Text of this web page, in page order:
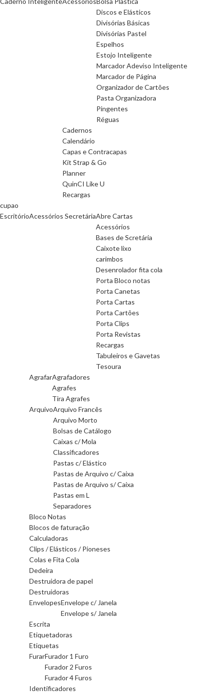
Discos e Elásticos
Divisórias Básicas
Divisórias Pastel
Espelhos
Estojo Inteligente
Marcador Adeviso Inteligente
Marcador de Página
Organizador de Cartões
Pasta Organizadora
Pingentes
Réguas
Cadernos
Calendário
Capas e Contracapas
Kit Strap & Go
Planner
QuinCI Like U
Recargas
cupao
EscritórioAcessórios SecretáriaAbre Cartas
Acessórios
Bases de Scretária
Caixote lixo
carimbos
Desenrolador fita cola
Porta Bloco notas
Porta Canetas
Porta Cartas
Porta Cartões
Porta Clips
Porta Revistas
Recargas
Tabuleiros e Gavetas
Tesoura
AgrafarAgrafadores
Agrafes
Tira Agrafes
ArquivoArquivo Francês
Arquivo Morto
Bolsas de Catálogo
Caixas c/ Mola
Classificadores
Pastas c/ Elástico
Pastas de Arquivo c/ Caixa
Pastas de Arquivo s/ Caixa
Pastas em L
Separadores
Bloco Notas
Blocos de faturação
Calculadoras
Clips / Elásticos / Pioneses
Colas e Fita Cola
Dedeira
Destruidora de papel
Destruidoras
EnvelopesEnvelope c/ Janela
Envelope s/ Janela
Escrita
Etiquetadoras
Etiquetas
FurarFurador 1 Furo
Furador 2 Furos
Furador 4 Furos
Identificadores